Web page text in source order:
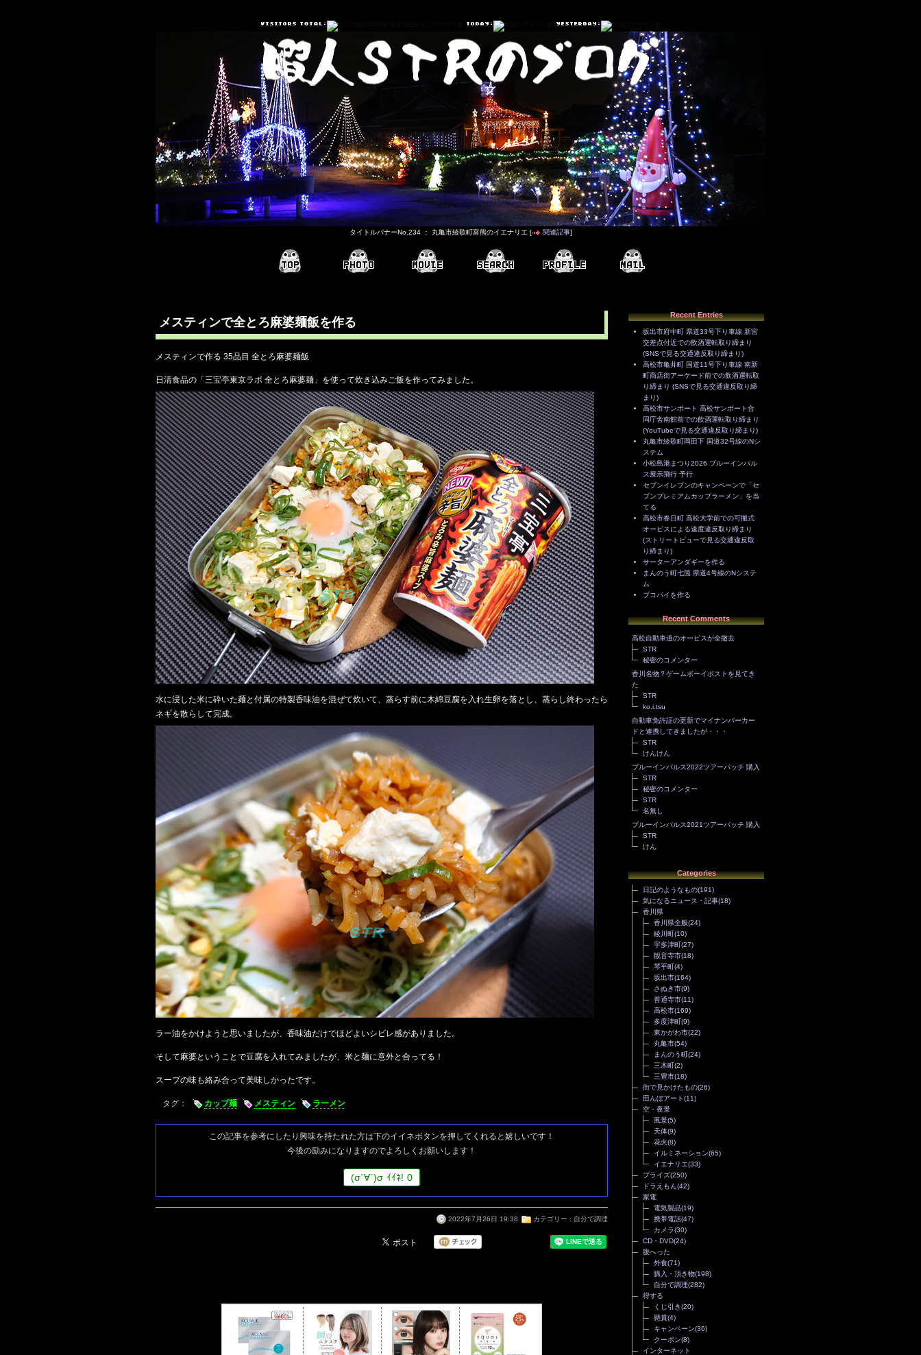
タイトルバナーNo.234 ： 丸亀市綾歌町富熊のイエナリエ [ 関連記事]
メスティンで全とろ麻婆麺飯を作る
メスティンで作る 35品目 全とろ麻婆麺飯
日清食品の「三宝亭東京ラボ 全とろ麻婆麺」を使って炊き込みご飯を作ってみました。
水に浸した米に砕いた麺と付属の特製香味油を混ぜて炊いて、蒸らす前に木綿豆腐を入れ生卵を落とし、蒸らし終わったら
ネギを散らして完成。
ラー油をかけようと思いましたが、香味油だけでほどよいシビレ感がありました。
そして麻婆ということで豆腐を入れてみましたが、米と麺に意外と合ってる！
スープの味も絡み合って美味しかったです。
タグ： カップ麺 メスティン ラーメン
この記事を参考にしたり興味を持たれた方は下のイイネボタンを押してくれると嬉しいです！
今後の励みになりますのでよろしくお願いします！
(σ´∀`)σ ｲｲﾈ! 0
2022年7月26日 19:38 カテゴリー : 自分で調理
Recent Entries
坂出市府中町 県道33号下り車線 新宮
交差点付近での飲酒運転取り締まり
(SNSで見る交通違反取り締まり)
高松市亀井町 国道11号下り車線 南新
町商店街アーケード前での飲酒運転取
り締まり (SNSで見る交通違反取り締
まり)
高松市サンポート 高松サンポート合
同庁舎南館前での飲酒運転取り締まり
(YouTubeで見る交通違反取り締まり)
丸亀市綾歌町岡田下 国道32号線のNシ
ステム
小松島港まつり2026 ブルーインパル
ス展示飛行 予行
セブンイレブンのキャンペーンで「セ
ブンプレミアムカップラーメン」を当
てる
高松市春日町 高松大学前での可搬式
オービスによる速度違反取り締まり
(ストリートビューで見る交通違反取
り締まり)
サーターアンダギーを作る
まんのう町七箇 県道4号線のNシステ
ム
ブコパイを作る
Recent Comments
高松自動車道のオービスが全撤去
STR
秘密のコメンター
香川名物？ゲームボーイポストを見てき
た
STR
ko.i.tsu
自動車免許証の更新でマイナンバーカー
ドと連携してきましたが・・・
STR
けんけん
ブルーインパルス2022ツアーパッチ 購入
STR
秘密のコメンター
STR
名無し
ブルーインパルス2021ツアーパッチ 購入
STR
けん
Categories
日記のようなもの(191)
気になるニュース・記事(18)
香川県
香川県全般(24)
綾川町(10)
宇多津町(27)
観音寺市(18)
琴平町(4)
坂出市(164)
さぬき市(9)
善通寺市(11)
高松市(169)
多度津町(9)
東かがわ市(22)
丸亀市(54)
まんのう町(24)
三木町(2)
三豊市(18)
街で見かけたもの(26)
田んぼアート(11)
空・夜景
風景(5)
天体(9)
花火(8)
イルミネーション(65)
イエナリエ(33)
プライズ(250)
ドラえもん(42)
家電
電気製品(19)
携帯電話(47)
カメラ(30)
CD・DVD(24)
腹へった
外食(71)
購入・頂き物(198)
自分で調理(282)
得する
くじ引き(20)
懸賞(4)
キャンペーン(36)
クーポン(8)
インターネット